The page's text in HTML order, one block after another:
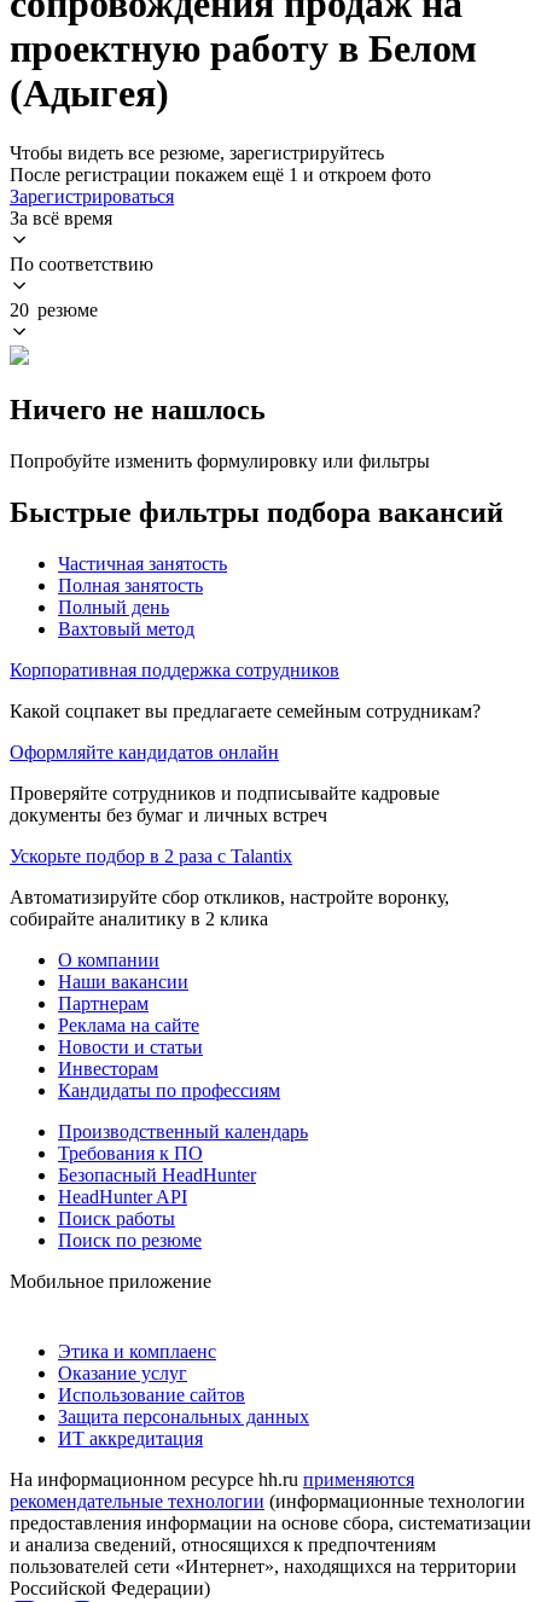
проектную работу в Белом
(Адыгея)
Чтобы видеть все резюме, зарегистрируйтесь
После регистрации покажем ещё 1 и откроем фото
Зарегистрироваться
За всё время
По соответствию
20 резюме
Ничего не нашлось
Попробуйте изменить формулировку или фильтры
Быстрые фильтры подбора вакансий
Частичная занятость
Полная занятость
Полный день
Вахтовый метод
Корпоративная поддержка сотрудников
Какой соцпакет вы предлагаете семейным сотрудникам?
Оформляйте кандидатов онлайн
Проверяйте сотрудников и подписывайте кадровые
документы без бумаг и личных встреч
Ускорьте подбор в 2 раза с Talantix
Автоматизируйте сбор откликов, настройте воронку,
собирайте аналитику в 2 клика
О компании
Наши вакансии
Партнерам
Реклама на сайте
Новости и статьи
Инвесторам
Кандидаты по профессиям
Производственный календарь
Требования к ПО
Безопасный HeadHunter
HeadHunter API
Поиск работы
Поиск по резюме
Мобильное приложение
Этика и комплаенс
Оказание услуг
Использование сайтов
Защита персональных данных
ИТ аккредитация
На информационном ресурсе hh.ru применяются
рекомендательные технологии (информационные технологии
предоставления информации на основе сбора, систематизации
и анализа сведений, относящихся к предпочтениям
пользователей сети «Интернет», находящихся на территории
Российской Федерации)